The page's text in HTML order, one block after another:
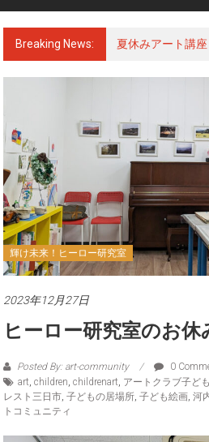
Breaking News: 夏休みアート講
輝け未来！ヒーロー研究室
2023年12月27日
ヒーロー研究室のお休
Posted By: art-community
0
art,children,childrenart, アートクラブ子ど
レスト三日市,子どもの居場所,子ども絵画,河
トコミュニティ